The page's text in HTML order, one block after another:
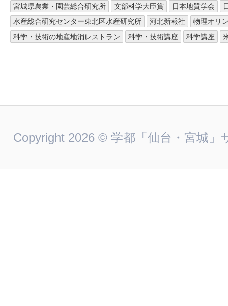
宮城県農業・園芸総合研究所
文部科学大臣賞 日本地質学会
水産総合研究センター東北区水産研究所
河北新報社
物理オリ
科学・技術の地産地消レストラン
科学・技術講座 科学講座
Copyright 2026 © 学都「仙台・宮城